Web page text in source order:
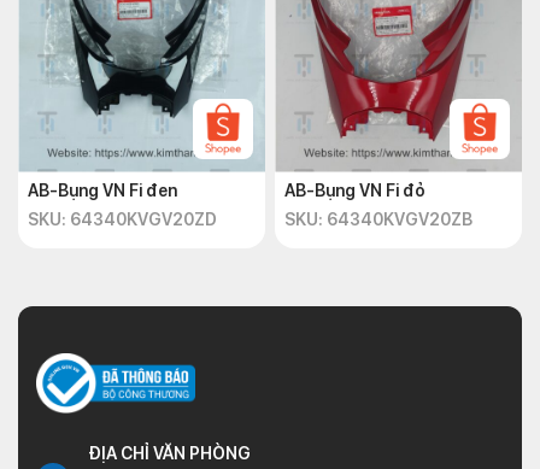
AB-Bụng VN Fi đen
SKU: 64340KVGV20ZD
AB-Bụng VN Fi đỏ
SKU: 64340KVGV20ZB
ĐỊA CHỈ VĂN PHÒNG